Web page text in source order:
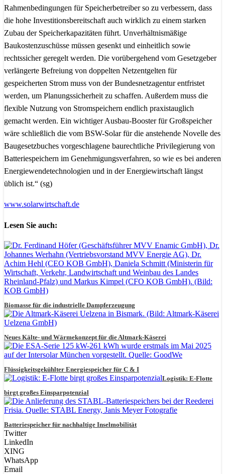
Rahmenbedingungen für Speicherbetreiber so zu verbessern, dass
die hohe Investitionsbereitschaft auch wirklich zu einem starken
Zubau der Speicherkapazitäten führt. Unverhältnismäßige
Baukostenzuschüsse müssen gesenkt und einheitlich sowie
rechtssicher geregelt werden. Die vorübergehend vom Gesetzgeber
verlängerte Befreiung von doppelten Netzentgelten für
gespeicherten Strom muss von der Bundesnetzagentur entfristet
werden, um Planungssicherheit zu schaffen. Außerdem muss die
flexible Nutzung von Stromspeichern endlich praxistauglich
gemacht werden. Ein wichtiger Ausbau-Booster für Großspeicher
wäre schließlich die vom BSW-Solar für die anstehende Novelle des
Baugesetzbuches vorgeschlagene baurechtliche Privilegierung von
Batteriespeichern im Genehmigungsverfahren, so wie es bei anderen
Energiewendetechnologien und in der Energiewirtschaft längst
üblich ist.“ (sg)
www.solarwirtschaft.de
Lesen Sie auch:
Biomasse für die industrielle Dampferzeugung
Neues Kälte- und Wärmekonzept für die Altmark-Käserei
Flüssigkeitsgekühlter Energiespeicher für C & I
Logistik: E-Flotte
birgt großes Einsparpotenzial
Batteriespeicher für nachhaltige Inselmobilität
Twitter
LinkedIn
XING
WhatsApp
Email